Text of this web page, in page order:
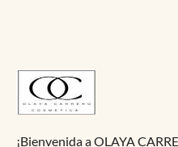
¡Bienvenida a OLAYA